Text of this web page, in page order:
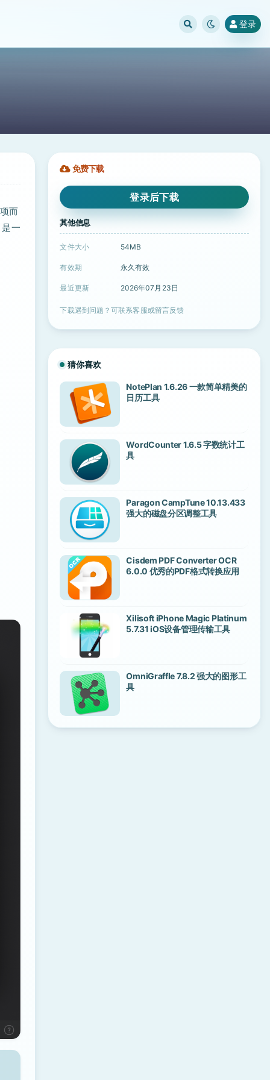
登录
而
一
免费下载
登录后下载
其他信息
文件大小 54MB
有效期 永久有效
最近更新 2026年07月23日
下载遇到问题？可联系客服或留言反馈
猜你喜欢
NotePlan 1.6.26 一款简单精美的
日历工具
WordCounter 1.6.5 字数统计工
具
Paragon CampTune 10.13.433
强大的磁盘分区调整工具
Cisdem PDF Converter OCR
6.0.0 优秀的PDF格式转换应用
Xilisoft iPhone Magic Platinum
5.7.31 iOS设备管理传输工具
OmniGraffle 7.8.2 强大的图形工
具